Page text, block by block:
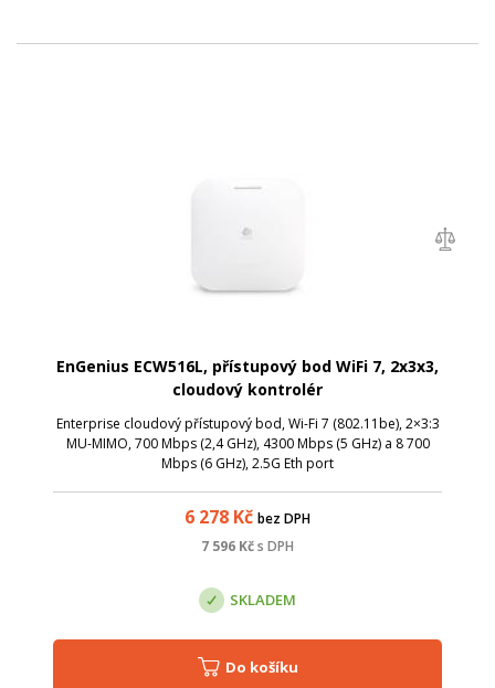
EnGenius ECW516L, přístupový bod WiFi 7, 2x3x3,
cloudový kontrolér
Enterprise cloudový přístupový bod, Wi-Fi 7 (802.11be), 2×3:3
MU-MIMO, 700 Mbps (2,4 GHz), 4300 Mbps (5 GHz) a 8 700
Mbps (6 GHz), 2.5G Eth port
6 278 Kč bez DPH
7 596 Kčs DPH
SKLADEM
Do košíku